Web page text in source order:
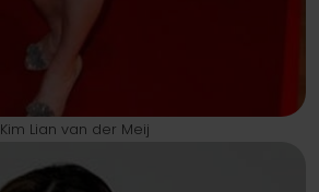
Kim Lian van der Meij